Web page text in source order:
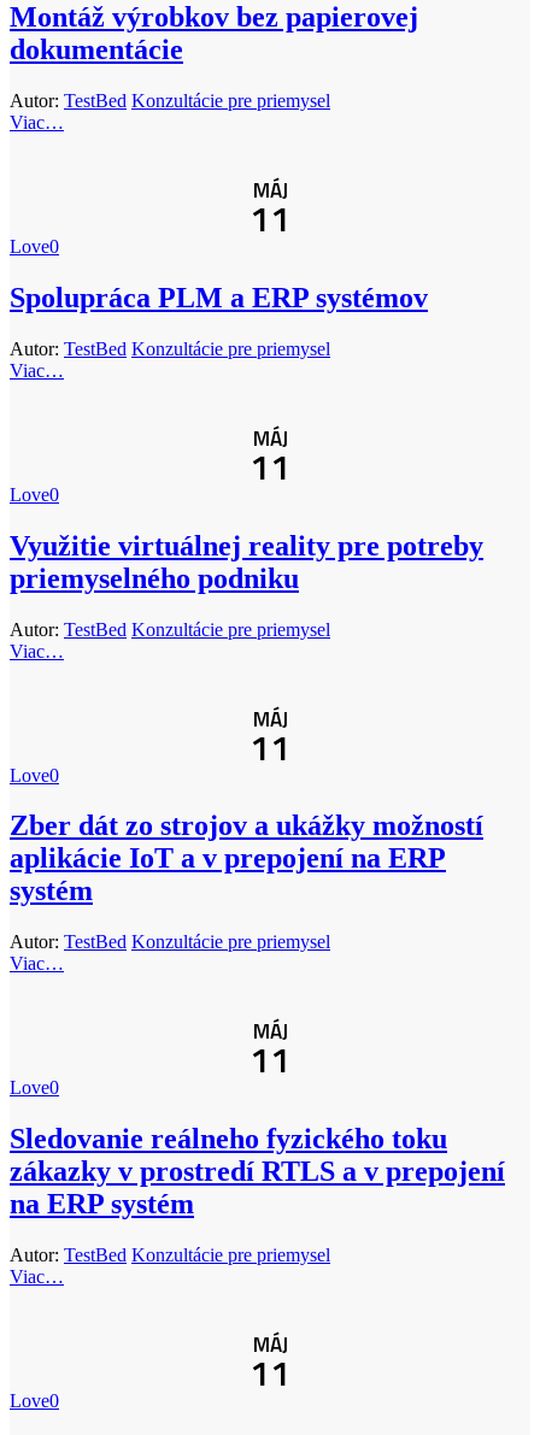
Montáž výrobkov bez papierovej
dokumentácie
Autor: TestBed Konzultácie pre priemysel
Viac…
MÁJ
11
Love0
Spolupráca PLM a ERP systémov
Autor: TestBed Konzultácie pre priemysel
Viac…
MÁJ
11
Love0
Využitie virtuálnej reality pre potreby
priemyselného podniku
Autor: TestBed Konzultácie pre priemysel
Viac…
MÁJ
11
Love0
Zber dát zo strojov a ukážky možností
aplikácie IoT a v prepojení na ERP
systém
Autor: TestBed Konzultácie pre priemysel
Viac…
MÁJ
11
Love0
Sledovanie reálneho fyzického toku
zákazky v prostredí RTLS a v prepojení
na ERP systém
Autor: TestBed Konzultácie pre priemysel
Viac…
MÁJ
11
Love0